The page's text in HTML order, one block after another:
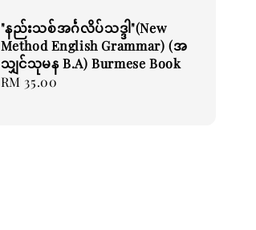
"နည်းသစ်အင်္ဂလိပ်သဒ္ဒါ"(New
Method English Grammar) (အ
သျှင်သုမန B.A) Burmese Book
Regular
RM 35.00